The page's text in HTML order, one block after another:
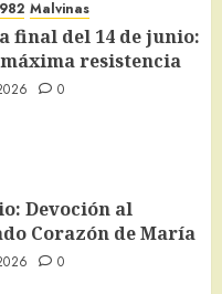
Malvinas
final del 14 de junio:
resistencia
0
Devoción al
Corazón de María
0